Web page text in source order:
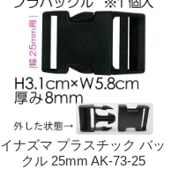
イナズマ プラスチック バッ
クル 25mm AK-73-25